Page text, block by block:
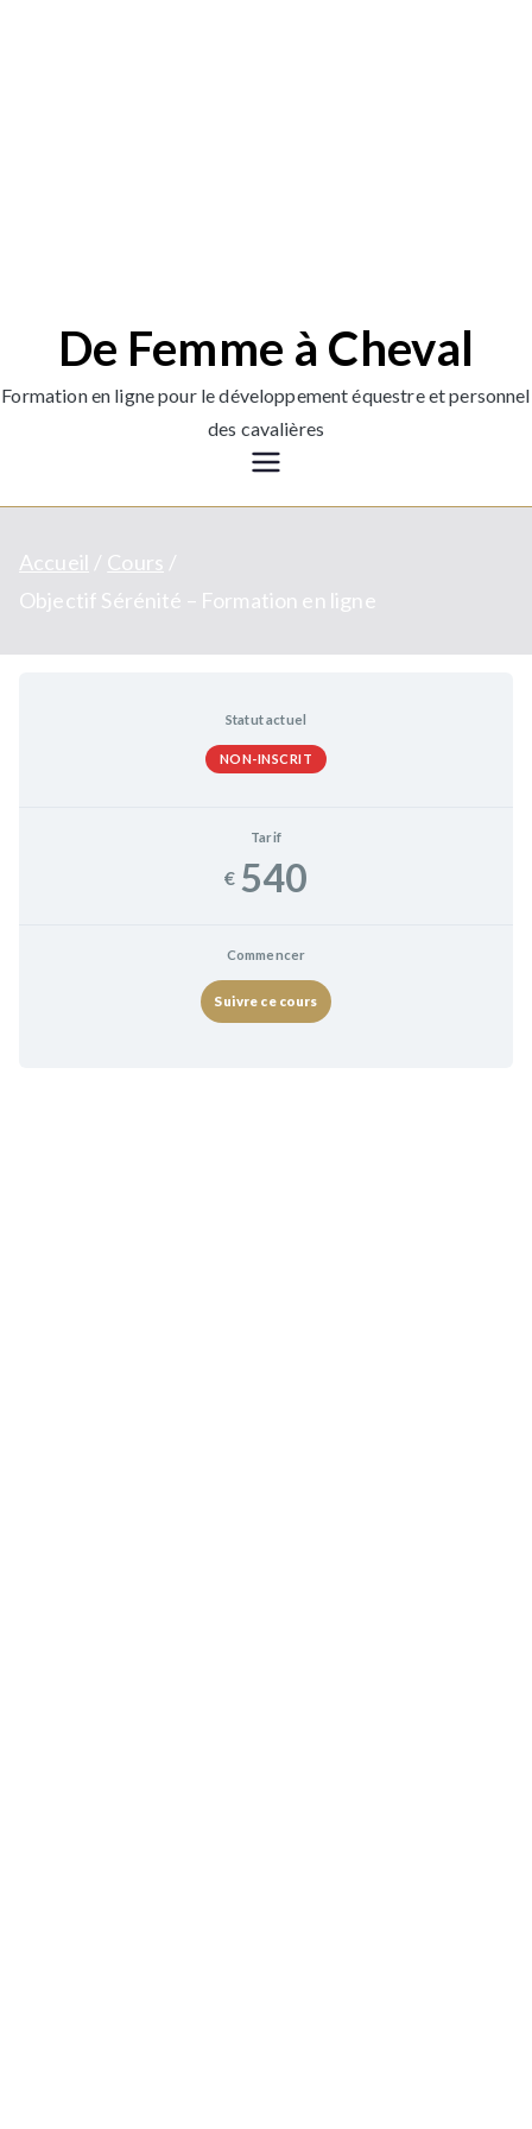
De Femme à Cheval
Formation en ligne pour le développement équestre et personnel
des cavalières
Accueil
Cours
Objectif Sérénité – Formation en ligne
Statut actuel
NON-INSCRIT
Tarif
€ 540
Commencer
Suivre ce cours